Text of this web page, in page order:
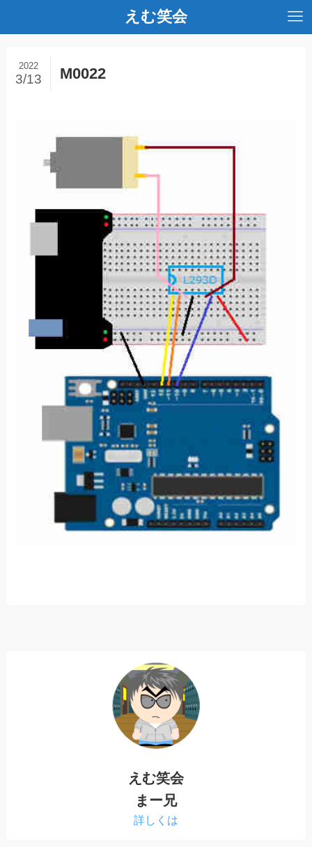
えむ笑会
M0022
2022
3/13
えむ笑会
まー兄
詳しくは